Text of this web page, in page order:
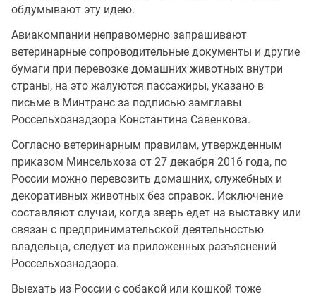
обдумывают эту идею.
Авиакомпании неправомерно запрашивают
ветеринарные сопроводительные документы и другие
бумаги при перевозке домашних животных внутри
страны, на это жалуются пассажиры, указано в
письме в Минтранс за подписью замглавы
Россельхознадзора Константина Савенкова.
Согласно ветеринарным правилам, утвержденным
приказом Минсельхоза от 27 декабря 2016 года, по
России можно перевозить домашних, служебных и
декоративных животных без справок. Исключение
составляют случаи, когда зверь едет на выставку или
связан с предпринимательской деятельностью
владельца, следует из приложенных разъяснений
Россельхознадзора.
Выехать из России с собакой или кошкой тоже